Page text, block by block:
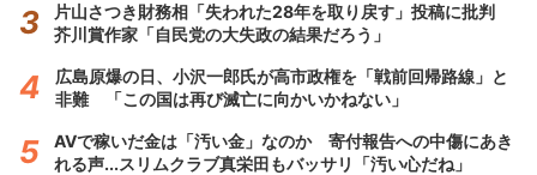
片山さつき財務相「失われた28年を取り戻す」投稿に批判
芥川賞作家「自民党の大失政の結果だろう」
広島原爆の日、小沢一郎氏が高市政権を「戦前回帰路線」と
非難 「この国は再び滅亡に向かいかねない」
AVで稼いだ金は「汚い金」なのか 寄付報告への中傷にあき
れる声...スリムクラブ真栄田もバッサリ「汚い心だね」